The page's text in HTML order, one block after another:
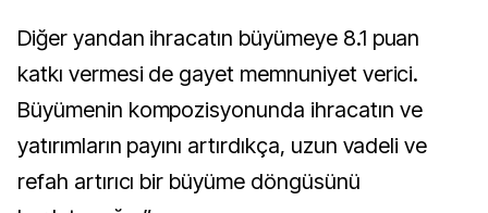
Diğer yandan ihracatın büyümeye 8.1 puan
katkı vermesi de gayet memnuniyet verici.
Büyümenin kompozisyonunda ihracatın ve
yatırımların payını artırdıkça, uzun vadeli ve
refah artırıcı bir büyüme döngüsünü